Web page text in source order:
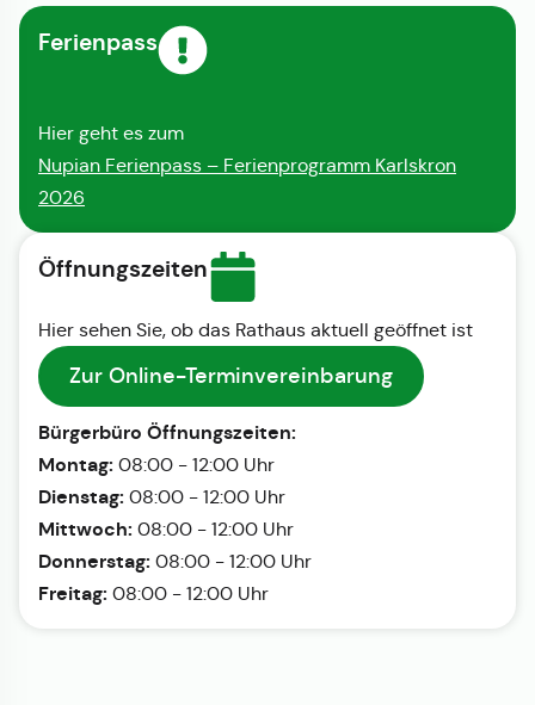
Ferienpass
Hier geht es zum
Nupian Ferienpass – Ferienprogramm Karlskron
2026
Öffnungszeiten
Hier sehen Sie, ob das Rathaus aktuell geöffnet ist
Zur Online-Terminvereinbarung
Bürgerbüro Öffnungszeiten:
Montag: 08:00 - 12:00 Uhr
Dienstag: 08:00 - 12:00 Uhr
Mittwoch: 08:00 - 12:00 Uhr
Donnerstag: 08:00 - 12:00 Uhr
Freitag: 08:00 - 12:00 Uhr